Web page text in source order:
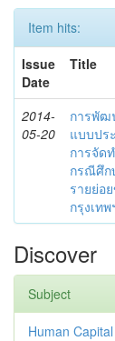
Item hits:
Issue
Date
Title
2014-
05-20
การพัฒ
แบบปร
การจัด
กรณีศึก
รายย่อ
กรุงเทพ
Discover
Subject
Human